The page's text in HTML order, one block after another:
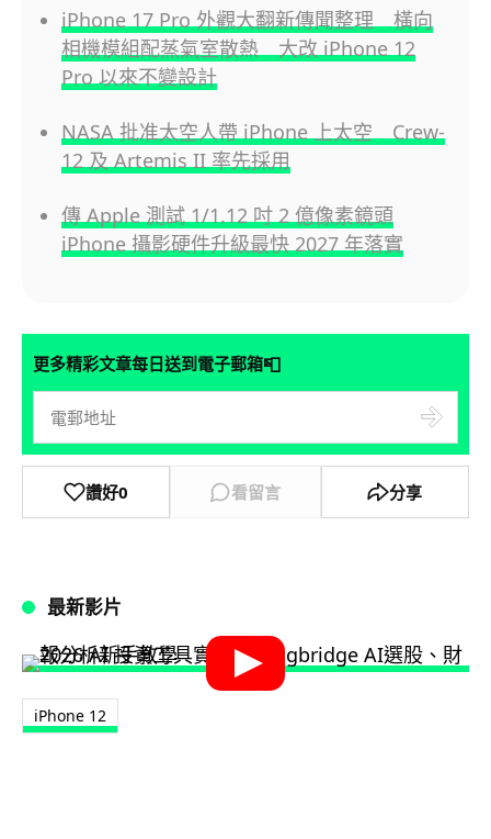
iPhone 17 Pro 外觀大翻新傳聞整理 橫向
相機模組配蒸氣室散熱 大改 iPhone 12
Pro 以來不變設計
NASA 批准太空人帶 iPhone 上太空 Crew-
12 及 Artemis II 率先採用
傳 Apple 測試 1/1.12 吋 2 億像素鏡頭
iPhone 攝影硬件升級最快 2027 年落實
更多精彩文章每日送到電子郵箱📮
讚好0 看留言 分享
最新影片
iPhone 12